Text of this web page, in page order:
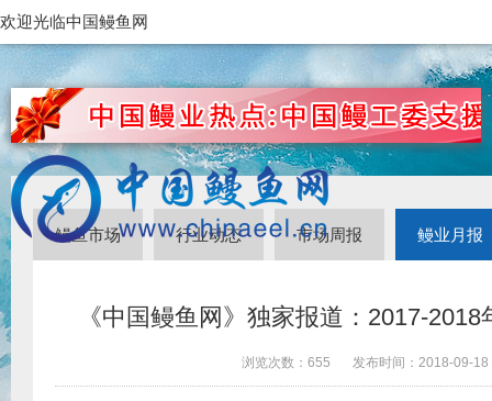
欢迎光临中国鳗鱼网
鳗鱼市场 行业动态 市场周报 鳗业月报
《中国鳗鱼网》独家报道：2017-
浏览次数： 655 发布时间： 2018-09-18